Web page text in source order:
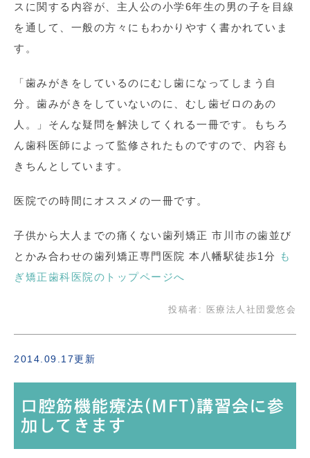
スに関する内容が、主人公の小学6年生の男の子を目線
を通して、一般の方々にもわかりやすく書かれていま
す。
「歯みがきをしているのにむし歯になってしまう自
分。歯みがきをしていないのに、むし歯ゼロのあの
人。」そんな疑問を解決してくれる一冊です。もちろ
ん歯科医師によって監修されたものですので、内容も
きちんとしています。
医院での時間にオススメの一冊です。
子供から大人までの痛くない歯列矯正 市川市の歯並び
とかみ合わせの歯列矯正専門医院 本八幡駅徒歩1分
も
ぎ矯正歯科医院のトップページへ
投稿者: 医療法人社団愛悠会
2014.09.17更新
口腔筋機能療法(MFT)講習会に参
加してきます